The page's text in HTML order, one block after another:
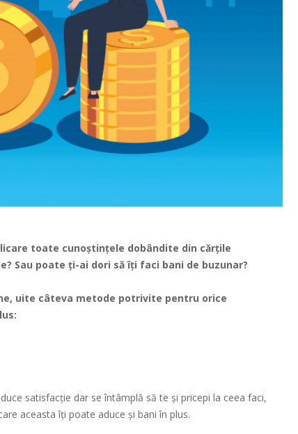
toate cunoștințele dobândite din cărțile
Sau poate ți-ai dori să îți faci bani de buzunar?
uite câteva metode potrivite pentru orice
satisfacție dar se întâmplă să te și pricepi la ceea faci,
aceasta îți poate aduce și bani în plus.